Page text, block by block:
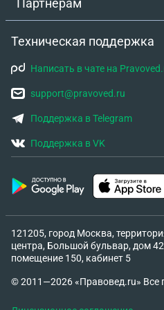
как то можно сделать,
отправил и это
Заранее благодарю за
Партнёрам
Техническая поддержка
Написать в чате на
support@pravoved.ru
Поддержка в Telegram
Поддержка в VK
121205, город Москва,
центра, Большой бульвар, дом
помещение 150, кабинет 5
© 2011—2026 «Правовед.ru»